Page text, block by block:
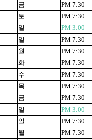
금
PM 7:30
토
PM 7:30
일
PM 3:00
일
PM 7:30
월
PM 7:30
화
PM 7:30
수
PM 7:30
목
PM 7:30
금
PM 7:30
일
PM 3:00
일
PM 7:30
월
PM 7:30